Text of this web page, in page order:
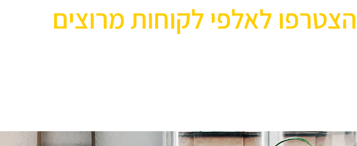
הצטרפו לאלפי לקוחות מרוצים